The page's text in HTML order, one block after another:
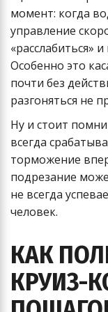
момент: когда
управление
«расслабиться»
Особенно это
почти без
разгоняться не
Ну и стоит
всегда
торможение
подрезание
не всегда
человек.
КАК
КРУИЗ-